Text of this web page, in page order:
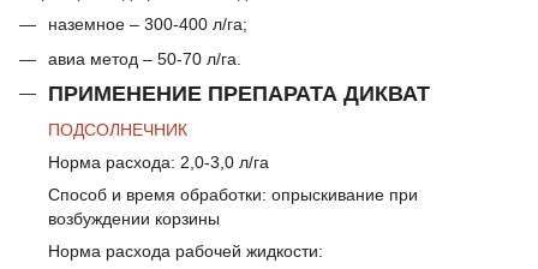
наземное – 300-400 л/га;
авиа метод – 50-70 л/га.
ПРИМЕНЕНИЕ ПРЕПАРАТА ДИКВАТ
ПОДСОЛНЕЧНИК
Норма расхода: 2,0-3,0 л/га
Способ и время обработки: опрыскивание при
возбуждении корзины
Норма расхода рабочей жидкости: